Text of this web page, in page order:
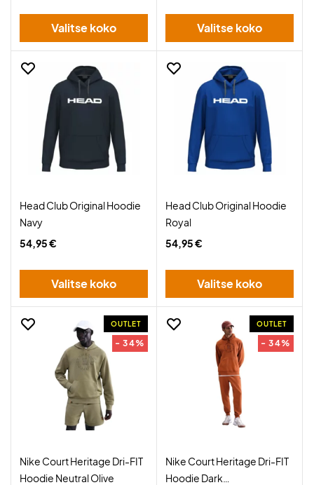
Valitse koko Valitse koko
Head Club Original Hoodie
Navy
54,95 €
Valitse koko
Head Club Original Hoodie
Royal
54,95 €
Valitse koko
OUTLET
- 34%
Nike Court Heritage Dri-FIT
Hoodie Neutral Olive
OUTLET
- 34%
Nike Court Heritage Dri-FIT
Hoodie Dark